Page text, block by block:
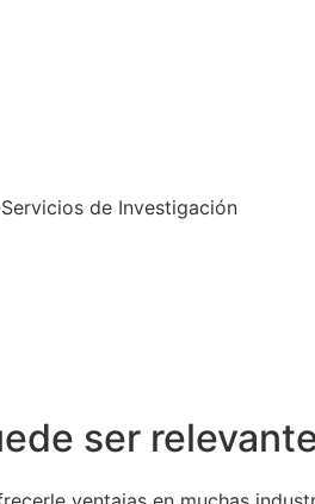
de Investigación
ser